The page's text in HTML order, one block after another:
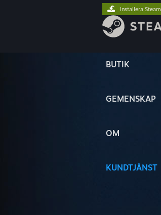
BUTIK
GEMENSKAP
OM
KUNDTJÄNST
Installera Steam